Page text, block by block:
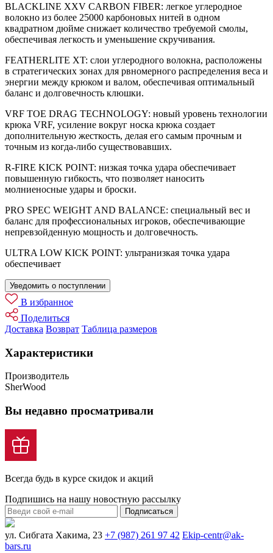
BLACKLINE XXV CARBON FIBER: легкое углеродное
волокно из более 25000 карбоновых нитей в одном
квадратном дюйме снижает количество требуемой смолы,
обеспечивая легкость и уменьшение скручивания.
FEATHERLITE XT: слои углеродного волокна, расположены
в стратегических зонах для рвномерного распределения веса и
энергии между крюком и валом, обеспечивая оптимальный
баланс и долговечность клюшки.
VRF TOE DRAG TECHNOLOGY: новый уровень технологии
крюка VRF, усиление вокруг носка крюка создает
дополнительную жесткость, делая его самым прочным и
точным из когда-либо существовавших.
R-FIRE KICK POINT: низкая точка удара обеспечивает
повышенную гибкость, что позволяет наносить
молниеносные удары и броски.
PRO SPEC WEIGHT AND BALANCE: специальный вес и
баланс для профессиональных игроков, обеспечивающие
непревзойденную мощность и долговечность.
ULTRA LOW KICK POINT: ультранизкая точка удара
обеспечивает
Уведомить о поступлении
В избранное
Поделиться
Доставка Возврат Таблица размеров
Характеристики
Производитель
SherWood
Вы недавно просматривали
Всегда будь в курсе скидок и акций
Подпишись на нашу новостную рассылку
Подписаться
ул. Сибгата Хакима, 23 +7 (987) 261 97 42 Ekip-centr@ak-
bars.ru